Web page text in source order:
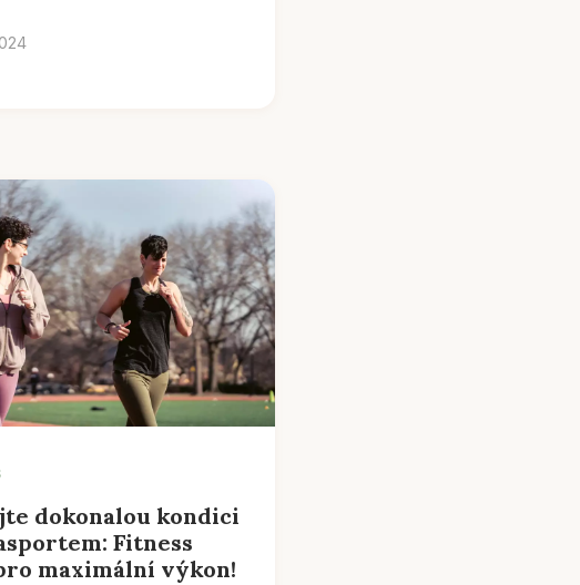
dokonalou kondici
Fitness
maximální výkon!